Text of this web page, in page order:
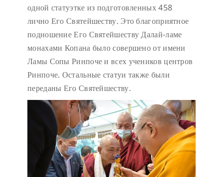
одной статуэтке из подготовленных 458
лично Его Святейшеству. Это благоприятное
подношение Его Святейшеству Далай-ламе
монахами Копана было совершено от имени
Ламы Сопы Ринпоче и всех учеников центров
Ринпоче. Остальные статуи также были
переданы Его Святейшеству.